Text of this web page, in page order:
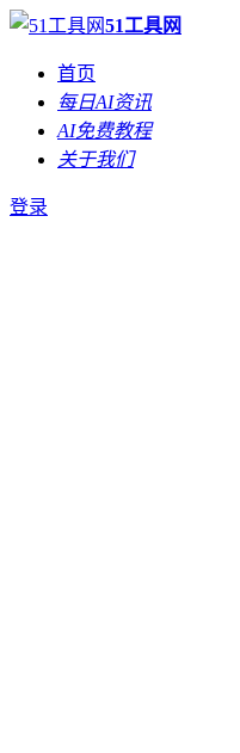
51工具网
首页
每日AI资讯
AI免费教程
关于我们
登录